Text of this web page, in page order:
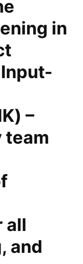
in
–
team
all
and